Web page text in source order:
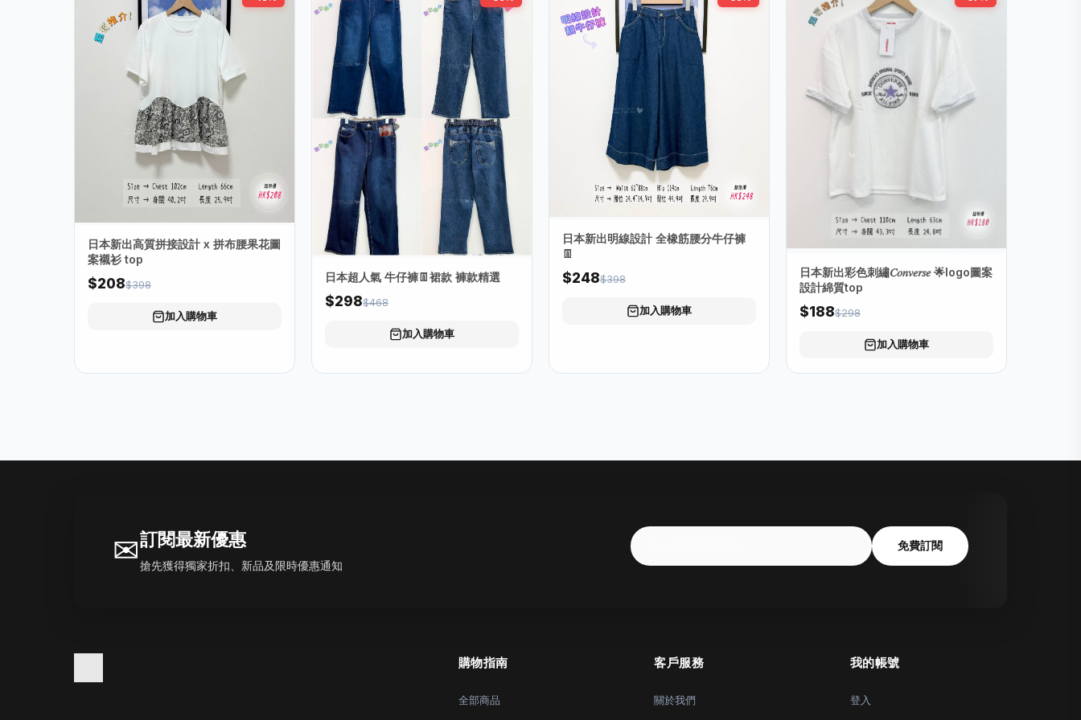
日本新出高質拼接設計 x 拼布腰果花圖
案襯衫 top
$208$398
加入購物車
日本超人氣 牛仔褲👖裙款 褲款精選
$298$468
加入購物車
日本新出明線設計 全橡筋腰分牛仔褲
👖
$248$398
加入購物車
日本新出彩色刺繡𝐶𝑜𝑛𝑣𝑒𝑟𝑠𝑒 🌟logo圖案
設計綿質top
$188$298
加入購物車
✉訂閱最新優惠
搶先獲得獨家折扣、新品及限時優惠通知
免費訂閱
購物指南
全部商品
客戶服務
關於我們
我的帳號
登入